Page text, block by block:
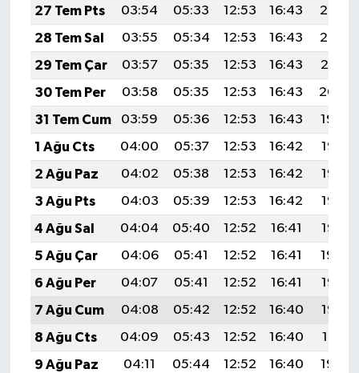
27 Tem Pts
03:54 05:33 12:53 16:43
20:03
28 Tem Sal
03:55 05:34 12:53 16:43
20:02
29 Tem Çar
03:57 05:35 12:53 16:43
20:01
30 Tem Per
03:58 05:35 12:53 16:43
20:00
31 Tem Cum
03:59 05:36 12:53 16:43
19:59
1 Ağu Cts
04:00 05:37 12:53 16:42
19:58
2 Ağu Paz
04:02 05:38 12:53 16:42
19:57
3 Ağu Pts
04:03 05:39 12:53 16:42
19:56
4 Ağu Sal
04:04 05:40 12:52 16:41
19:55
5 Ağu Çar
04:06 05:41 12:52 16:41
19:54
6 Ağu Per
04:07 05:41 12:52 16:41
19:53
7 Ağu Cum
04:08 05:42 12:52 16:40
19:52
8 Ağu Cts
04:09 05:43 12:52 16:40
19:51
9 Ağu Paz
04:11 05:44 12:52 16:40
19:50